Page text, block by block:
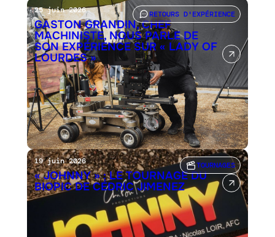
RETOURS D'EXPÉRIENCE
25 juin 2026
GASTON GRANDIN, CHEF
MACHINISTE, NOUS PARLE DE
SON EXPÉRIENCE SUR « LADY OF
LOURDES »
TOURNAGES
19 juin 2026
« JOHNNY » : LE TOURNAGE DU
BIOPIC DE CÉDRIC JIMENEZ